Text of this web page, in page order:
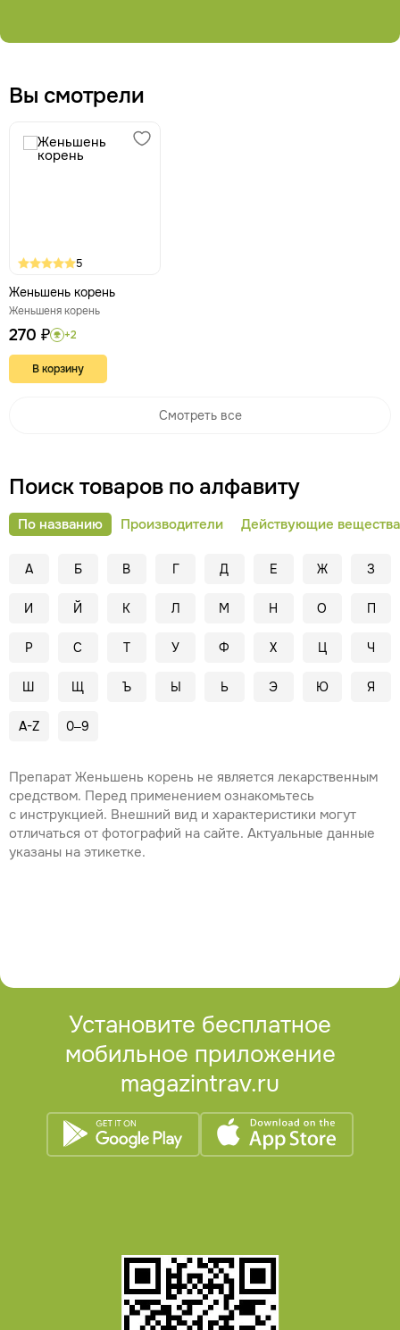
Вы смотрели
5
Женьшень корень
Женьшеня корень
270 ₽ +2
В корзину
Смотреть все
Поиск товаров по алфавиту
По названию Производители Действующие вещества
А Б В Г Д Е Ж З
И Й К Л М Н О П
Р С Т У Ф Х Ц Ч
Ш Щ Ъ Ы Ь Э Ю Я
A-Z 0–9
Препарат Женьшень корень не является лекарственным
средством. Перед применением ознакомьтесь
с инструкцией. Внешний вид и характеристики могут
отличаться от фотографий на сайте. Актуальные данные
указаны на этикетке.
Установите бесплатное
мобильное приложение
magazintrav.ru